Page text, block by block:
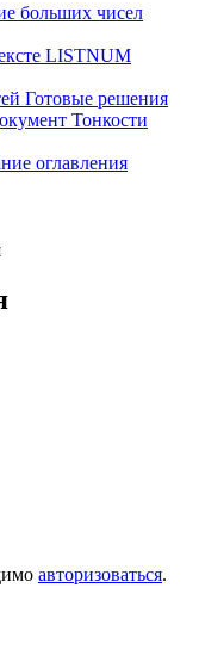
больших чисел
LISTNUM
Готовые решения
Тонкости
оглавления
авторизоваться.